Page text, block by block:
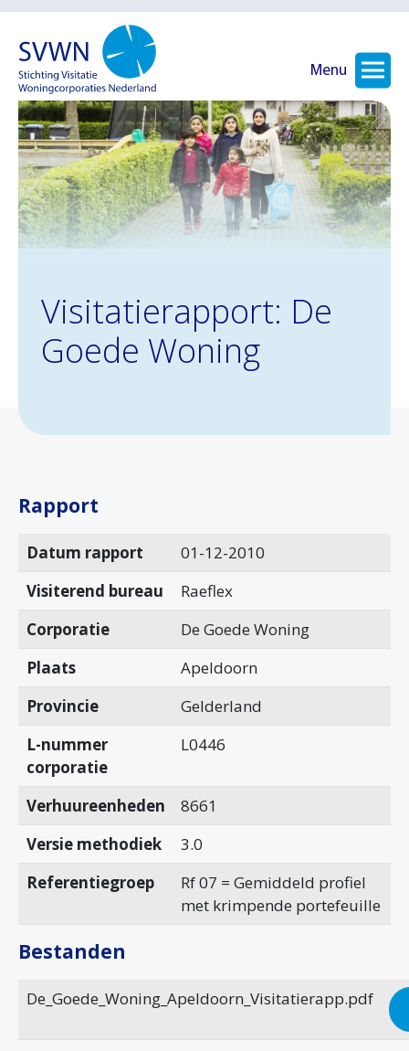
Menu
Visitatierapport: De
Goede Woning
Rapport
Datum rapport
01-12-2010
Visiterend bureau
Raeflex
Corporatie
De Goede Woning
Plaats
Apeldoorn
Provincie
Gelderland
L-nummer
corporatie
L0446
Verhuureenheden
8661
Versie methodiek
3.0
Referentiegroep
Rf 07 = Gemiddeld profiel
met krimpende portefeuille
Bestanden
De_Goede_Woning_Apeldoorn_Visitatierapp.pdf